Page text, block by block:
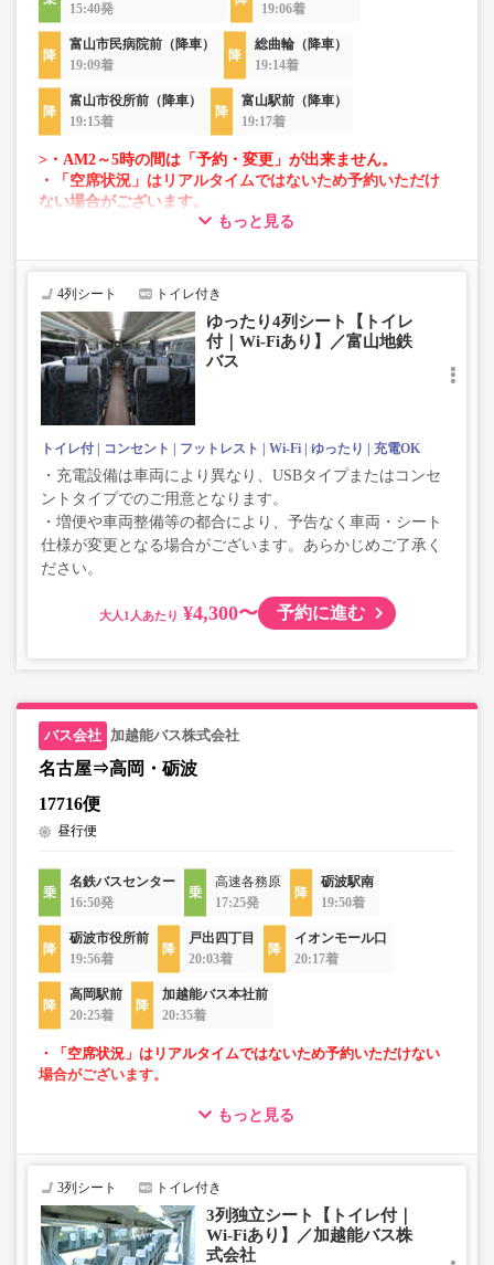
15:40発
19:06着
富山市民病院前（降車）
19:09着
総曲輪（降車）
19:14着
富山市役所前（降車）
19:15着
富山駅前（降車）
19:17着
>・AM2～5時の間は「予約・変更」が出来ません。
・「空席状況」はリアルタイムではないため予約いただけ
ない場合がございます。
・車両は予告なく変更となる場合がございます。これに伴
で、あらかじめご了承ください。
もっと見る
4列シート トイレ付き
ゆったり4列シート【トイレ
付｜Wi-Fiあり】／富山地鉄
バス
トイレ付 コンセント フットレスト Wi-Fi ゆったり 充電OK
・充電設備は車両により異なり、USBタイプまたはコンセ
ントタイプでのご用意となります。
・増便や車両整備等の都合により、予告なく車両・シート
仕様が変更となる場合がございます。あらかじめご了承く
ださい。
大人 ¥4,300〜 予約に進む
加越能バス株式会社
名古屋⇒高岡・砺波
17716便
昼行便
名鉄バスセンター
16:50発
高速各務原
17:25発
砺波駅南
19:50着
砺波市役所前
19:56着
戸出四丁目
20:03着
イオンモール口
20:17着
高岡駅前
20:25着
加越能バス本社前
20:35着
・「空席状況」はリアルタイムではないため予約いただけない
場合がございます。
・ゆったり過ごせる3列独立シート車両での運行
・移動時間を快適に過ごせるWi-Fi付
もっと見る
3列シート トイレ付き
3列独立シート【トイレ付｜
Wi-Fiあり】／加越能バス株
式会社